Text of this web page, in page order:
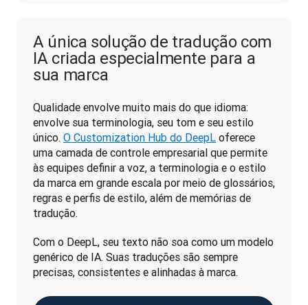
A única solução de tradução com
IA criada especialmente para a
sua marca
Qualidade envolve muito mais do que idioma:
envolve sua terminologia, seu tom e seu estilo
único. O Customization Hub do DeepL oferece
uma camada de controle empresarial que permite
às equipes definir a voz, a terminologia e o estilo
da marca em grande escala por meio de glossários,
regras e perfis de estilo, além de memórias de
tradução.
Com o DeepL, seu texto não soa como um modelo
genérico de IA. Suas traduções são sempre
precisas, consistentes e alinhadas à marca.